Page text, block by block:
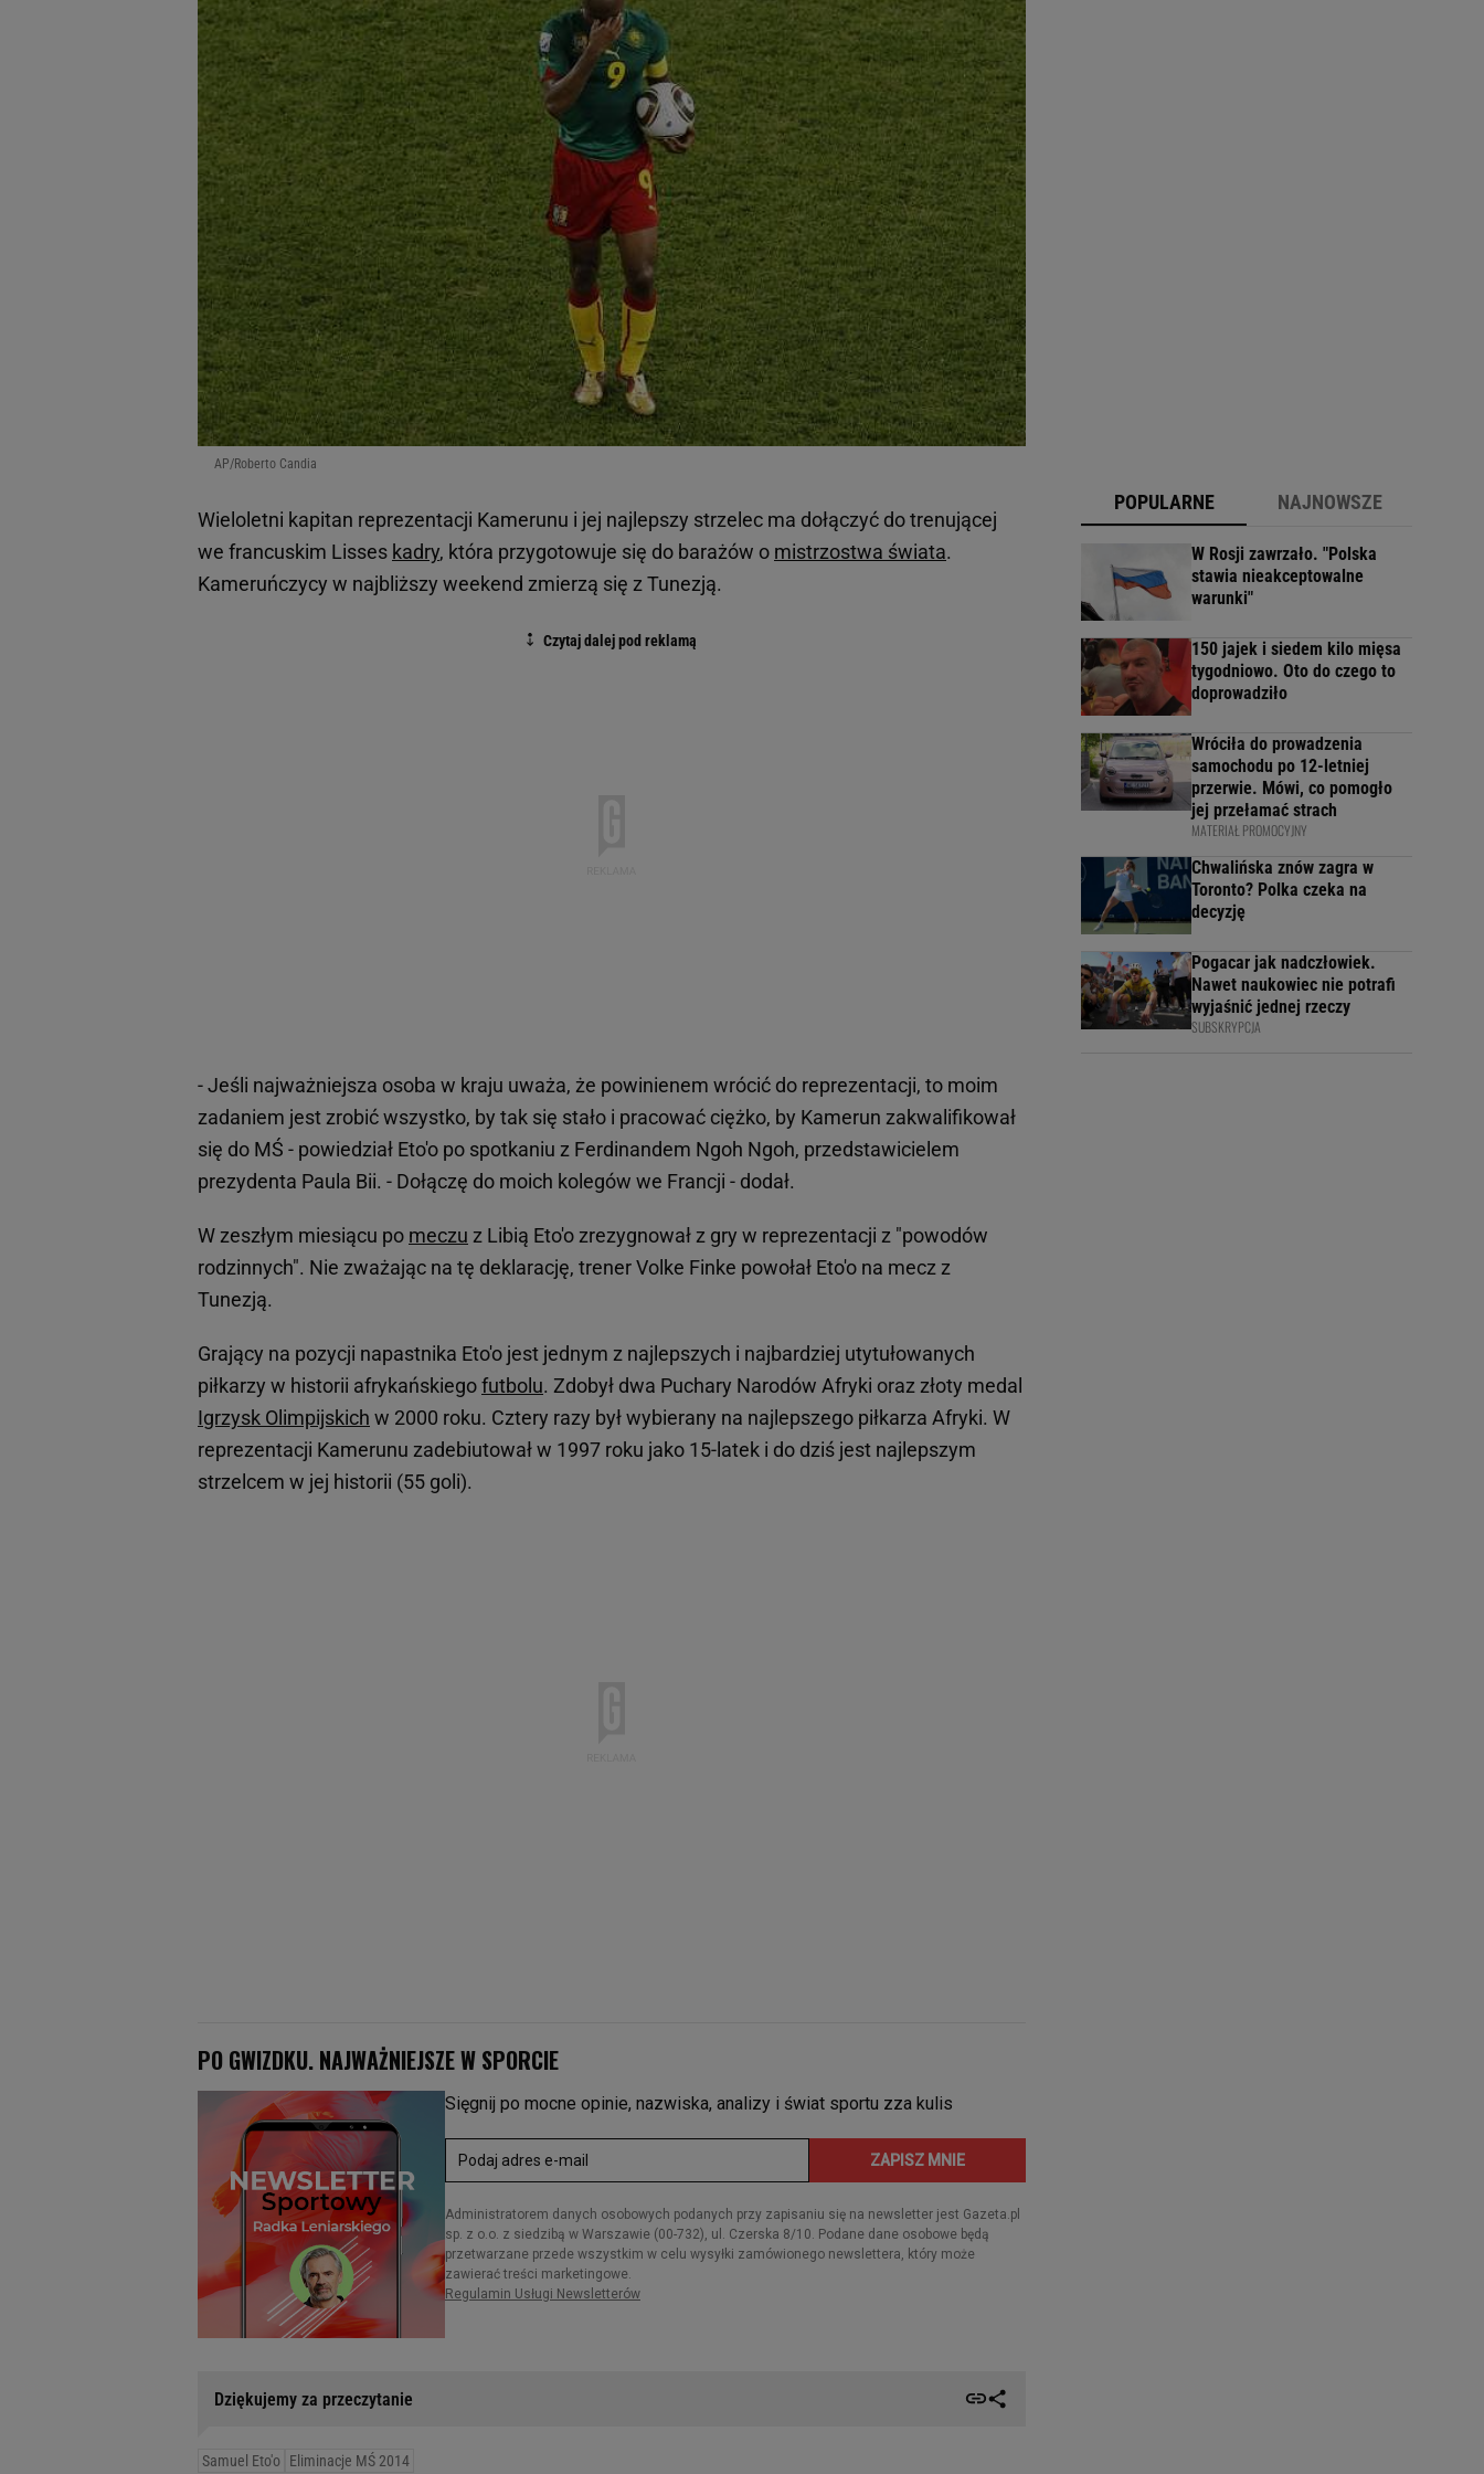
AP/Roberto Candia
Wieloletni kapitan reprezentacji Kamerunu i jej najlepszy strzelec ma dołączyć do trenującej
we francuskim Lisses kadry, która przygotowuje się do barażów o mistrzostwa świata.
Kameruńczycy w najbliższy weekend zmierzą się z Tunezją.
- Jeśli najważniejsza osoba w kraju uważa, że powinienem wrócić do reprezentacji, to moim
zadaniem jest zrobić wszystko, by tak się stało i pracować ciężko, by Kamerun zakwalifikował
się do MŚ - powiedział Eto'o po spotkaniu z Ferdinandem Ngoh Ngoh, przedstawicielem
prezydenta Paula Bii. - Dołączę do moich kolegów we Francji - dodał.
W zeszłym miesiącu po meczu z Libią Eto'o zrezygnował z gry w reprezentacji z "powodów
rodzinnych". Nie zważając na tę deklarację, trener Volke Finke powołał Eto'o na mecz z
Tunezją.
Grający na pozycji napastnika Eto'o jest jednym z najlepszych i najbardziej utytułowanych
piłkarzy w historii afrykańskiegofutbolu. Zdobył dwa Puchary Narodów Afryki oraz złoty medal
Igrzysk Olimpijskich w 2000 roku. Cztery razy był wybierany na najlepszego piłkarza Afryki. W
reprezentacji Kamerunu zadebiutował w 1997 roku jako 15-latek i do dziś jest najlepszym
strzelcem w jej historii (55 goli).
Dziękujemy za przeczytanie
Samuel Eto'o Eliminacje MŚ 2014
POPULARNE NAJNOWSZE
W Rosji zawrzało. "Polska
stawia nieakceptowalne
warunki"
150 jajek i siedem kilo mięsa
tygodniowo. Oto do czego to
doprowadziło
Wróciła do prowadzenia
samochodu po 12-letniej
przerwie. Mówi, co pomogło
jej przełamać strach
MATERIAŁ PROMOCYJNY
Chwalińska znów zagra w
Toronto? Polka czeka na
decyzję
Pogacar jak nadczłowiek.
Nawet naukowiec nie potrafi
wyjaśnić jednej rzeczy
SUBSKRYPCJA